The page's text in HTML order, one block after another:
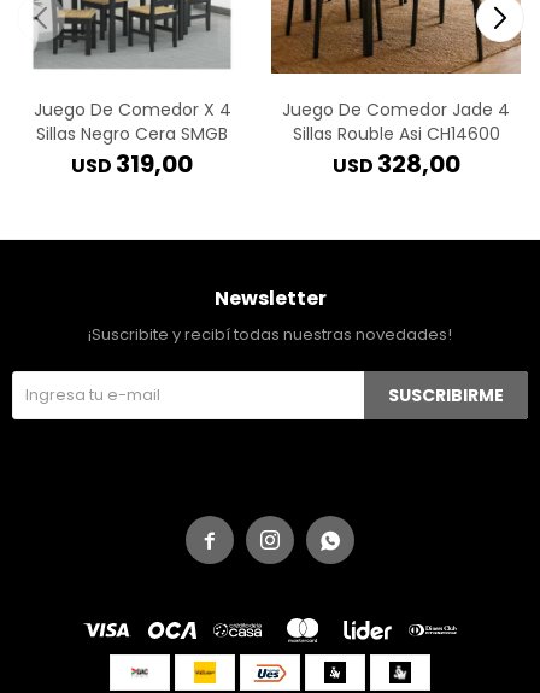
Juego De Comedor X 4
Sillas Negro Cera SMGB
USD 319,00
Juego De Comedor Jade 4
Sillas Rouble Asi CH14600
USD 328,00
  
Newsletter
¡Suscribite y recibí todas nuestras novedades!
SUSCRIBIRME